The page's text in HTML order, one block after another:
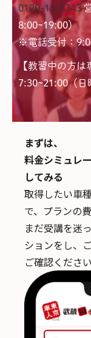
0120-15-6343
8:00~19:00）
※電話受付：
【教習中の方は
7:30~21:00（日
まずは、
料金シミュレ
してみる
取得したい車
で、 プランの
まだ受講を迷
ションをし、
ご確認ください